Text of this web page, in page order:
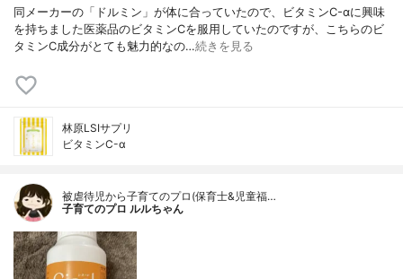
同メーカーの「ドルミン」が体に合っていたので、ビタミンC-αに興味
を持ちました医薬品のビタミンCを服用していたのですが、こちらのビ
タミンC成分がとても魅力的なの…続きを見る
林原LSIサプリ
ビタミンC-α
被虐待児から子育てのプロ(保育士&児童福…
子育てのプロ ルルちゃん